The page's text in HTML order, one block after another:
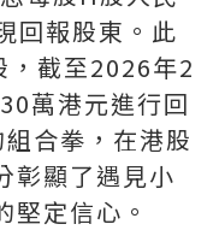
回報股東。此
，截至2026年2
萬港元進行回
合拳，在港股
彰顯了遇見小
堅定信心。